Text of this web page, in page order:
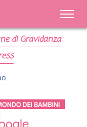
di Gravidanza